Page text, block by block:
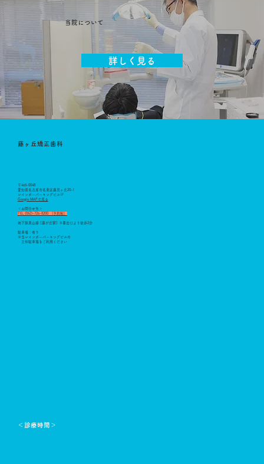
詳しく見る
当院について
〒465-0048
愛知県名古屋市名東区藤見ヶ丘20-1
レインボーパーキングビル1F
Google MAPで見る
​ ＜お問合せ先＞
TEL (052)-726-8200 (予約制）
地下鉄東山線 [藤が丘駅] ３番出口より徒歩2分
駐車場：有り
※当レインボーパーキングビルの
立体駐車場をご利用ください
藤ヶ丘矯正歯科
＜診療時間＞